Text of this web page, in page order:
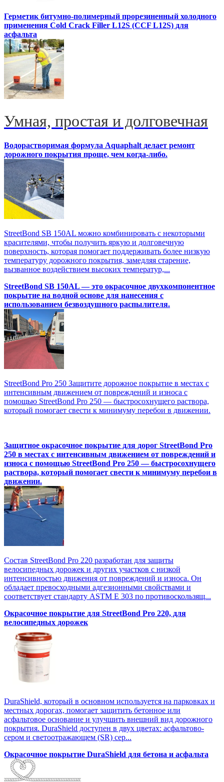
Герметик битумно-полимерный прорезиненный холодного
применения Cold Crack Filler L12S (ССF L12S) для
асфальта
Умная, простая и долговечная
Водорастворимая формула Aquaphalt делает ремонт
дорожного покрытия проще, чем когда-либо.
StreetBond SB 150AL можно комбинировать с некоторыми
красителями, чтобы получить яркую и долговечную
поверхность, которая помогает поддерживать более низкую
температуру дорожного покрытия, замедляя старение,
вызванное воздействием высоких температур,...
StreetBond SB 150AL — это окрасочное двухкомпонентное
покрытие на водной основе для нанесения с
использованием безвоздушного распылителя.
StreetBond Pro 250 Защитите дорожное покрытие в местах с
интенсивным движением от повреждений и износа с
помощью StreetBond Pro 250 — быстросохнущего раствора,
который помогает свести к минимуму перебои в движении.
Защитное окрасочное покрытие для дорог StreetBond Pro
250 в местах с интенсивным движением от повреждений и
износа с помощью StreetBond Pro 250 — быстросохнущего
раствора, который помогает свести к минимуму перебои в
движении.
Состав StreetBond Pro 220 разработан для защиты
велосипедных дорожек и других участков с низкой
интенсивностью движения от повреждений и износа. Он
обладает превосходными адгезионными свойствами и
соответствует стандарту ASTM E 303 по противоскользящ...
Окрасочное покрытие для StreetBond Pro 220, для
велосипедных дорожек
DuraShield, который в основном используется на парковках и
местных дорогах, помогает защитить бетонное или
асфальтовое основание и улучшить внешний вид дорожного
покрытия. DuraShield доступен в двух цветах: асфальтово-
сером и светоотражающем (SR) сер...
Окрасочное покрытие DuraShield для бетона и асфальта